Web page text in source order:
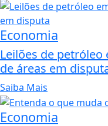
Economia
Leilões de
de áreas em
Saiba Mais
Economia